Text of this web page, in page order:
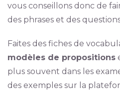
vous conseillons donc de
des phrases et des
Faites des fiches de
modèles de propositions
plus souvent dans les
des exemples sur la